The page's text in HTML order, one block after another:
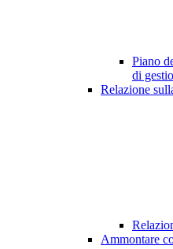
Piano
di
Relazione
Ammontare